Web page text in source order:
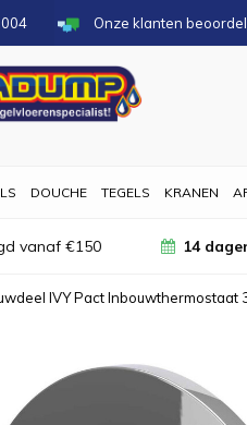
Onze klanten
DOUCHE TEGELS KRANEN
vanaf €150 14
IVY Pact Inbouwthermostaat